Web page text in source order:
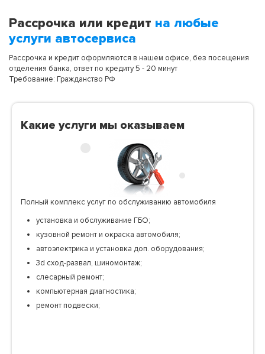
Рассрочка или кредит на любые
услуги автосервиса
Рассрочка и кредит оформляются в нашем офисе, без посещения
отделения банка, ответ по кредиту 5 - 20 минут
Требование: Гражданство РФ
Какие услуги мы оказываем
Полный комплекс услуг по обслуживанию автомобиля
установка и обслуживание ГБО;
кузовной ремонт и окраска автомобиля;
автоэлектрика и установка доп. оборудования;
3d сход-развал, шиномонтаж;
слесарный ремонт;
компьютерная диагностика;
ремонт подвески;